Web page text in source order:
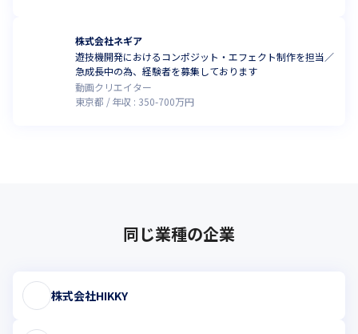
株式会社ネギア
遊技機開発におけるコンポジット・エフェクト制作を担当／
急成長中の為、経験者を募集しております
動画クリエイター
東京都
年収 : 350-700万円
同じ業種の企業
株式会社HIKKY